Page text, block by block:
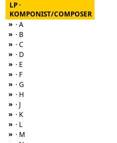
LP ·
KOMPONIST/COMPOSER
» · A
» · B
» · C
» · D
» · E
» · F
» · G
» · H
» · J
» · K
» · L
» · M